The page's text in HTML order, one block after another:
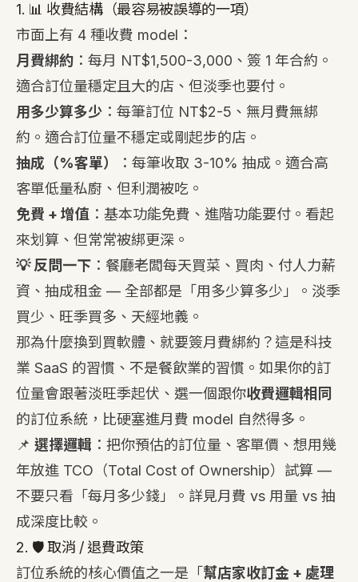
1. 📊 收費結構（最容易被誤導的一項）
市面上有 4 種收費 model：
月費綁約 ：每月 NT$1,500-3,000、簽 1 年合約。
適合訂位量穩定且大的店、但淡季也要付。
用多少算多少 ：每筆訂位 NT$2-5、無月費無綁
約。適合訂位量不穩定或剛起步的店。
抽成（%客單）
：每筆收取 3-10% 抽成。適合高
客單低量私廚、但利潤被吃。
免費 + 增值 ：基本功能免費、進階功能要付。看起
來划算、但常常被綁更深。
💡 反問一下 ：餐廳老闆每天買菜、買肉、付人力薪
資、抽成租金 — 全部都是「用多少算多少」。淡季
買少、旺季買多、天經地義。
那為什麼換到買軟體、就要簽月費綁約？這是科技
業 SaaS 的習慣、不是餐飲業的習慣。如果你的訂
位量會跟著淡旺季起伏、選一個跟你收費邏輯相同
的訂位系統，比硬塞進月費 model 自然得多。
📌 選擇邏輯 ：把你預估的訂位量、客單價、想用幾
年放進 TCO（Total Cost of Ownership）試算 —
不要只看「每月多少錢」。詳見月費 vs 用量 vs 抽
成深度比較 。
2. 🛡️ 取消 / 退費政策
訂位系統的核心價值之一是「 幫店家收訂金 + 處理